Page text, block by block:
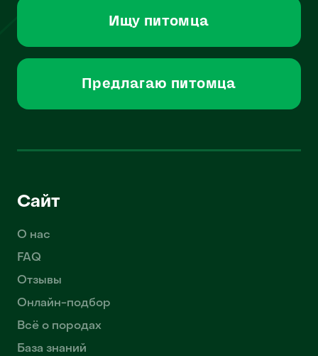
Ищу питомца
Предлагаю питомца
Сайт
О нас
FAQ
Отзывы
Онлайн-подбор
Всё о породах
База знаний